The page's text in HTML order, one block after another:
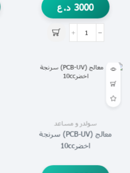
3000 د.ع
سولدر و مساعد
معالج (PCB-UV) سرنجة
اخضر10cc